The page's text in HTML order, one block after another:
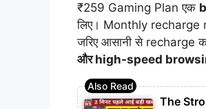
₹259 Gaming Plan एक
लिए। Monthly
जरिए आसानी से
और high-speed
The